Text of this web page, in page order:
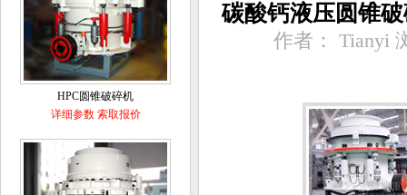
碳酸钙液压圆锥
作者： Tianyi
HPC圆锥破碎机
详细参数 索取报价